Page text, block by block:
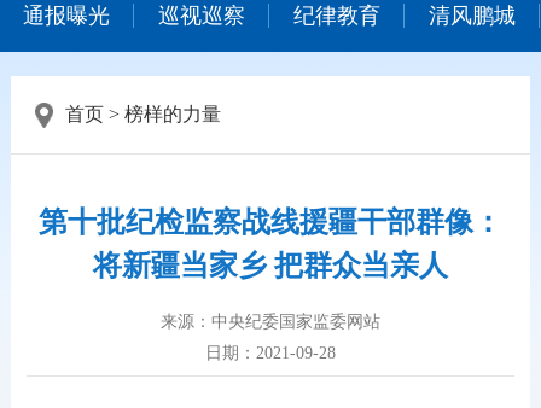
通报曝光 巡视巡察 纪律教育 清风鹏城
首页> 榜样的力量
第十批纪检监察战线援疆干部群像：
将新疆当家乡 把群众当亲人
来源：中央纪委国家监委网站
日期：2021-09-28